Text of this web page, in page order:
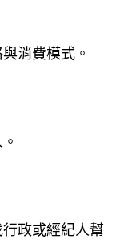
消費模式。
政或經紀人幫